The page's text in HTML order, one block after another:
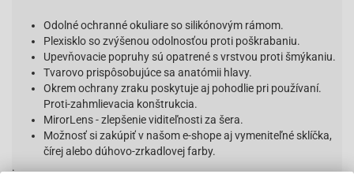
Odolné ochranné okuliare so silikónovým rámom.
Plexisklo so zvýšenou odolnosťou proti poškrabaniu.
Upevňovacie popruhy sú opatrené s vrstvou proti šmýkaniu.
Tvarovo prispôsobujúce sa anatómii hlavy.
Okrem ochrany zraku poskytuje aj pohodlie pri používaní.
Proti-zahmlievacia konštrukcia.
MirorLens - zlepšenie viditeľnosti za šera.
Možnosť si zakúpiť v našom e-shope aj vymeniteľné sklíčka,
čírej alebo dúhovo-zrkadlovej farby.
.